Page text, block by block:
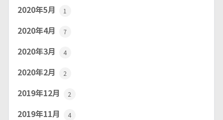
2020年5月 1
2020年4月 7
2020年3月 4
2020年2月 2
2019年12月 2
2019年11月 4